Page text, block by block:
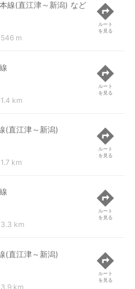
線(直江津～新潟) など
m
ルート
を見る
km
ルート
を見る
(直江津～新潟)
km
ルート
を見る
3.3 km
ルート
を見る
(直江津～新潟)
3.9 km
ルート
を見る